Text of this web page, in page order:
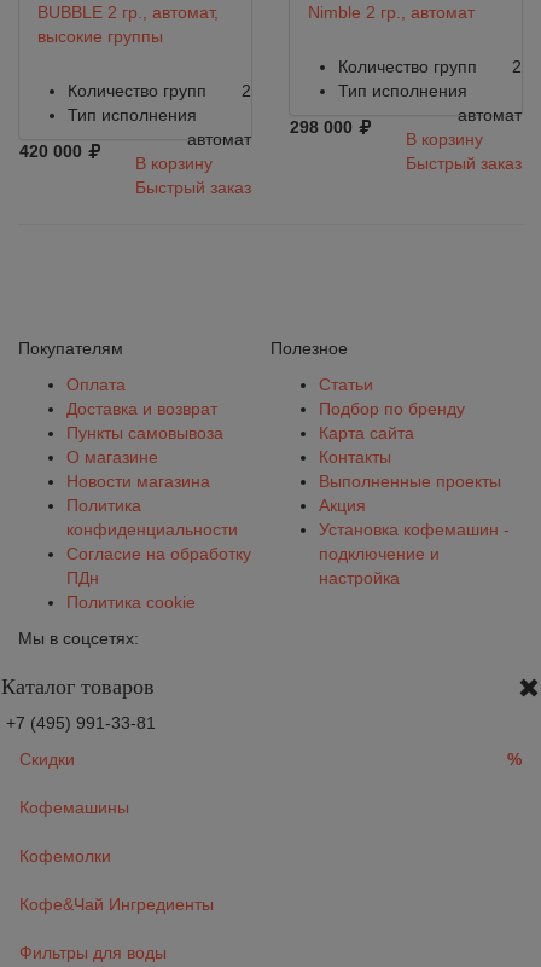
BUBBLE 2 гр., автомат,
высокие группы
Количество групп
2
Тип исполнения
автомат
420 000
В корзину
Быстрый заказ
Nimble 2 гр., автомат
Количество групп
2
Тип исполнения
автомат
298 000
В корзину
Быстрый заказ
Покупателям
Оплата
Доставка и возврат
Пункты самовывоза
О магазине
Новости магазина
Политика
конфиденциальности
Согласие на обработку
ПДн
Политика cookie
Полезное
Статьи
Подбор по бренду
Карта сайта
Контакты
Выполненные проекты
Акция
Установка кофемашин -
подключение и
настройка
Мы в соцсетях:
Каталог товаров
+7 (495) 991-33-81
Скидки
%
Кофемашины
Кофемолки
Кофе&Чай Ингредиенты
Фильтры для воды